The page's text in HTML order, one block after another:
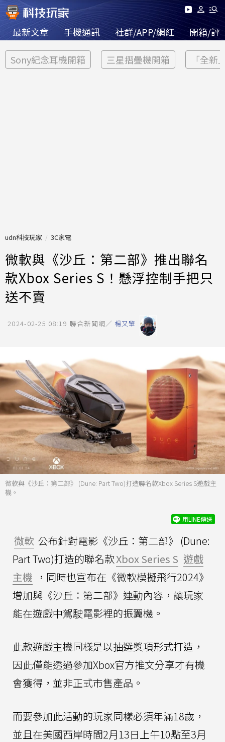
最新文章 手機通訊 社群/APP/網紅 開箱/評
Sony紀念耳機開箱 三星摺疊機開箱 「全新
udn科技玩家 3C家電
微軟與《沙丘：第二部》推出聯名
款Xbox Series S！懸浮控制手把只
送不賣
2024-02-25 08:19 聯合新聞網／ 楊又肇
微軟與《沙丘：第二部》 (Dune: Part Two)打造聯名款Xbox Series S遊戲主
機。
用LINE傳送
微軟 公布針對電影《沙丘：第二部》 (Dune:
Part Two)打造的聯名款Xbox Series S 遊戲
主機 ，同時也宣布在《微軟模擬飛行2024》
增加與《沙丘：第二部》連動內容，讓玩家
能在遊戲中駕駛電影裡的振翼機。
此款遊戲主機同樣是以抽選獎項形式打造，
因此僅能透過參加Xbox官方推文分享才有機
會獲得，並非正式市售產品。
而要參加此活動的玩家同樣必須年滿18歲，
並且在美國西岸時間2月13日上午10點至3月